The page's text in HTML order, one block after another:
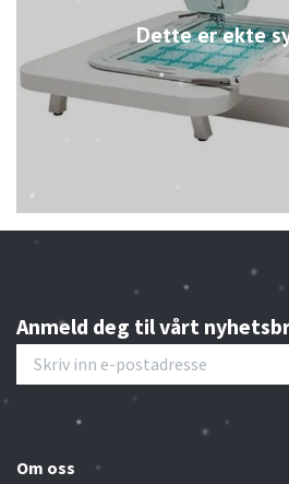
Dette er ekte
Anmeld deg til vårt
Om oss